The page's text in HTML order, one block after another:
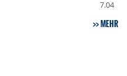
7.04
MEHR